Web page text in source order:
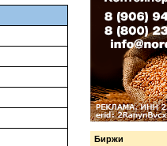
Биржи